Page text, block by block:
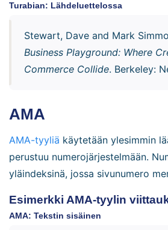
Turabian: Lähdeluettelossa
Stewart, Dave and Mark
Business Playground: Where
Commerce Collide. Berkeley:
AMA
AMA-tyyliä käytetään ylesimmin
perustuu numerojärjestelmään.
yläindeksinä, jossa sivunumero
Esimerkki AMA-tyylin
AMA: Tekstin sisäinen